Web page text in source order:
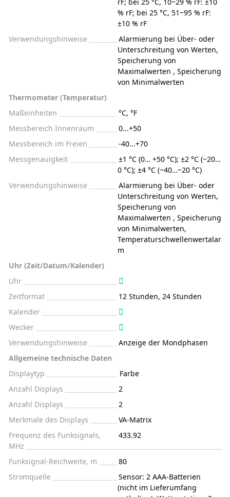
% rF; bei 25 °C, 51‒95 % rF:
±10 % rF
Verwendungshinweise
Alarmierung bei Über- oder
Unterschreitung von Werten,
Speicherung von
Maximalwerten , Speicherung
von Minimalwerten
Thermometer (Temperatur)
Maßeinheiten
°C, °F
Messbereich Innenraum
0...+50
Messbereich im Freien
-40...+70
Messgenauigkeit
±1 °C (0… +50 °C); ±2 °C (‒20…
0 °C); ±4 °C (‒40…‒20 °C)
Verwendungshinweise
Alarmierung bei Über- oder
Unterschreitung von Werten,
Speicherung von
Maximalwerten , Speicherung
von Minimalwerten,
Temperaturschwellenwertalar
m
Uhr (Zeit/Datum/Kalender)
Uhr
Zeitformat
12 Stunden, 24 Stunden
Kalender
Wecker
Verwendungshinweise
Anzeige der Mondphasen
Allgemeine technische Daten
Displaytyp
Farbe
Anzahl Displays
2
Anzahl Displays
2
Merkmale des Displays
VA-Matrix
Frequenz des Funksignals,
MHz
433.92
Funksignal-Reichweite, m
80
Stromquelle
Sensor: 2 AAA-Batterien
(nicht im Lieferumfang